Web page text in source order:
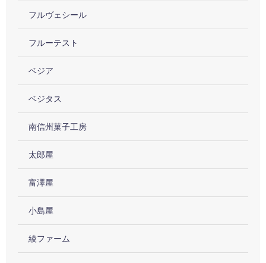
フルヴェシール
フルーテスト
ベジア
ベジタス
南信州菓子工房
太郎屋
富澤屋
小島屋
綾ファーム